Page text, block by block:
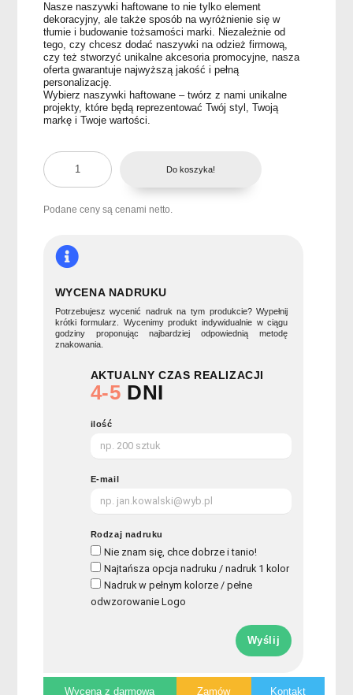
Nasze naszywki haftowane to nie tylko element
dekoracyjny, ale także sposób na wyróżnienie się w
tłumie i budowanie tożsamości marki. Niezależnie od
tego, czy chcesz dodać naszywki na odzież firmową,
czy też stworzyć unikalne akcesoria promocyjne, nasza
oferta gwarantuje najwyższą jakość i pełną
personalizację.
Wybierz naszywki haftowane – twórz z nami unikalne
projekty, które będą reprezentować Twój styl, Twoją
markę i Twoje wartości.
ilość
Haftowana
naszywka
z
kształt
Do koszyka!
Podane ceny są cenami netto.
WYCENA NADRUKU
Potrzebujesz wycenić nadruk na tym produkcie? Wypełnij
krótki formularz. Wycenimy produkt indywidualnie w ciągu
godziny proponując najbardziej odpowiednią metodę
znakowania.
AKTUALNY CZAS REALIZACJI
4-5 DNI
ilość
E-mail
Rodzaj nadruku
Nie znam się, chce dobrze i tanio!
Najtańsza opcja nadruku / nadruk 1 kolor
Nadruk w pełnym kolorze / pełne
odwzorowanie Logo
Wyślij
Wycena z darmową
Zamów
Kontakt